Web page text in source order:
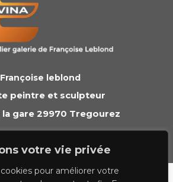
votre vie privée
pour améliorer votre
Françoise leblond
peintre et sculpteur
gare 29970 Tregourez